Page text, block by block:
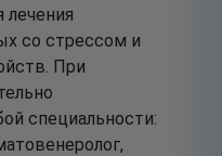
лечения
со стрессом и
При
специальности: